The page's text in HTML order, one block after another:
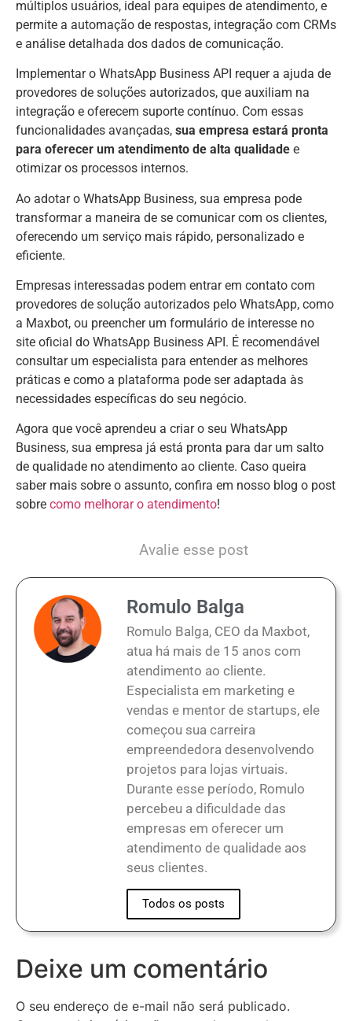
múltiplos usuários, ideal para equipes de atendimento, e
permite a automação de respostas, integração com CRMs
e análise detalhada dos dados de comunicação.
Implementar o WhatsApp Business API requer a ajuda de
provedores de soluções autorizados, que auxiliam na
integração e oferecem suporte contínuo. Com essas
funcionalidades avançadas, sua empresa estará pronta
para oferecer um atendimento de alta qualidade e
otimizar os processos internos.
Ao adotar o WhatsApp Business, sua empresa pode
transformar a maneira de se comunicar com os clientes,
oferecendo um serviço mais rápido, personalizado e
eficiente.
Empresas interessadas podem entrar em contato com
provedores de solução autorizados pelo WhatsApp, como
a Maxbot, ou preencher um formulário de interesse no
site oficial do WhatsApp Business API. É recomendável
consultar um especialista para entender as melhores
práticas e como a plataforma pode ser adaptada às
necessidades específicas do seu negócio.
Agora que você aprendeu a criar o seu WhatsApp
Business, sua empresa já está pronta para dar um salto
de qualidade no atendimento ao cliente. Caso queira
saber mais sobre o assunto, confira em nosso blog o post
sobre como melhorar o atendimento!
Avalie esse post
Romulo Balga
Romulo Balga, CEO da Maxbot,
atua há mais de 15 anos com
atendimento ao cliente.
Especialista em marketing e
vendas e mentor de startups, ele
começou sua carreira
empreendedora desenvolvendo
projetos para lojas virtuais.
Durante esse período, Romulo
percebeu a dificuldade das
empresas em oferecer um
atendimento de qualidade aos
seus clientes.
Todos os posts
Deixe um comentário
O seu endereço de e-mail não será publicado.